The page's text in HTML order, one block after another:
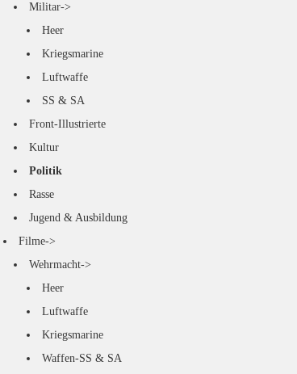
Militar->
Heer
Kriegsmarine
Luftwaffe
SS & SA
Front-Illustrierte
Kultur
Politik
Rasse
Jugend & Ausbildung
Filme->
Wehrmacht->
Heer
Luftwaffe
Kriegsmarine
Waffen-SS & SA